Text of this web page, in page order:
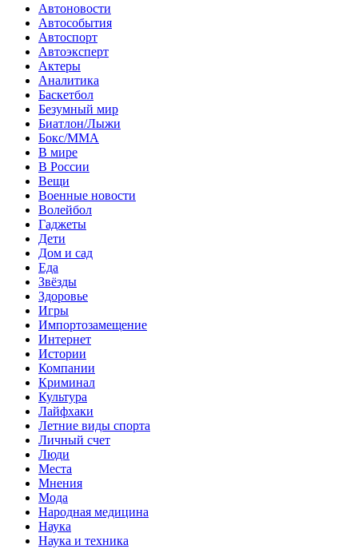
Автоновости
Автособытия
Автоспорт
Автоэксперт
Актеры
Аналитика
Баскетбол
Безумный мир
Биатлон/Лыжи
Бокс/MMA
В мире
В России
Вещи
Военные новости
Волейбол
Гаджеты
Дети
Дом и сад
Еда
Звёзды
Здоровье
Игры
Импортозамещение
Интернет
Истории
Компании
Криминал
Культура
Лайфхаки
Летние виды спорта
Личный счет
Люди
Места
Мнения
Мода
Народная медицина
Наука
Наука и техника